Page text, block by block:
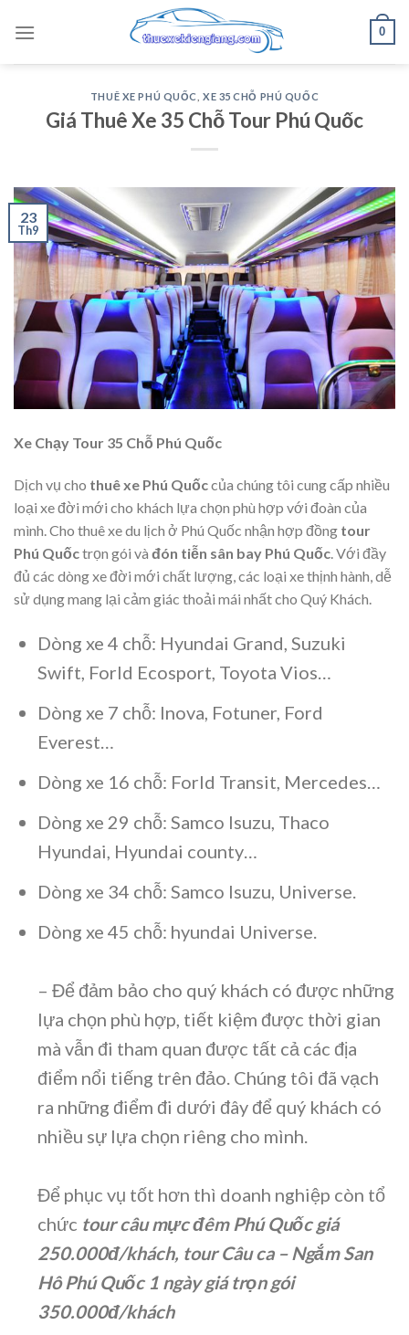
0
THUÊ XE PHÚ QUỐC XE 35 CHỖ PHÚ QUỐC
Giá Thuê Xe 35 Chỗ Tour Phú Quốc
23
Th9
Xe Chạy Tour 35 Chỗ Phú Quốc
Dịch vụ cho thuê xe Phú Quốccủa chúng tôi cung cấp nhiều
loại xe đời mới cho khách lựa chọn phù hợp với đoàn của
mình. Cho thuê xe du lịch ở Phú Quốc nhận hợp đồng tour
Phú Quốctrọn gói và đón tiễn sân bay Phú Quốc . Với đầy
đủ các dòng xe đời mới chất lượng, các loại xe thịnh hành, dễ
sử dụng mang lại cảm giác thoải mái nhất cho Quý Khách.
Dòng xe 4 chỗ: Hyundai Grand, Suzuki
Swift, Forld Ecosport, Toyota Vios…
Dòng xe 7 chỗ: Inova, Fotuner, Ford
Everest…
Dòng xe 16 chỗ: Forld Transit, Mercedes…
Dòng xe 29 chỗ: Samco Isuzu, Thaco
Hyundai, Hyundai county…
Dòng xe 34 chỗ: Samco Isuzu, Universe.
Dòng xe 45 chỗ: hyundai Universe.
– Để đảm bảo cho quý khách có được những
lựa chọn phù hợp, tiết kiệm được thời gian
mà vẫn đi tham quan được tất cả các địa
điểm nổi tiếng trên đảo. Chúng tôi đã vạch
ra những điểm đi dưới đây để quý khách có
nhiều sự lựa chọn riêng cho mình.
Để phục vụ tốt hơn thì doanh nghiệp còn tổ
chức tour câu mực đêm Phú Quốc giá
250.000đ/khách, tour Câu ca – Ngắm San
Hô Phú Quốc 1 ngày giá trọn gói
350.000đ/khách